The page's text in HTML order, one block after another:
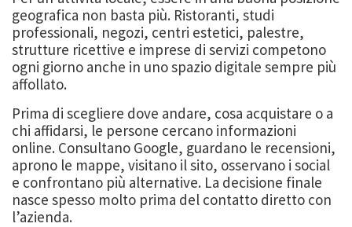
geografica non basta più. Ristoranti, studi
professionali, negozi, centri estetici, palestre,
strutture ricettive e imprese di servizi competono
ogni giorno anche in uno spazio digitale sempre più
affollato.
Prima di scegliere dove andare, cosa acquistare o a
chi affidarsi, le persone cercano informazioni
online. Consultano Google, guardano le recensioni,
aprono le mappe, visitano il sito, osservano i social
e confrontano più alternative. La decisione finale
nasce spesso molto prima del contatto diretto con
l’azienda.